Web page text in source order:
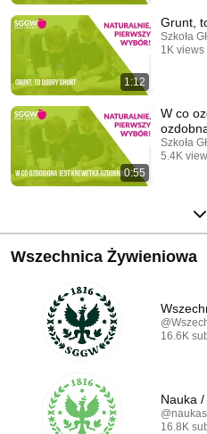
1:12
Grunt,
Szkoła
1K views
0:55
W co
Szkoła
5.4K
Wszechnica Żywieniowa
16.6K
Nauka
16.8K